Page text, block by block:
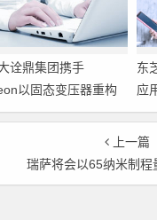
诠鼎集团携手
以固态变压器重构
率新标杆
东
应
制
上一篇
瑞萨将会以65纳米制程